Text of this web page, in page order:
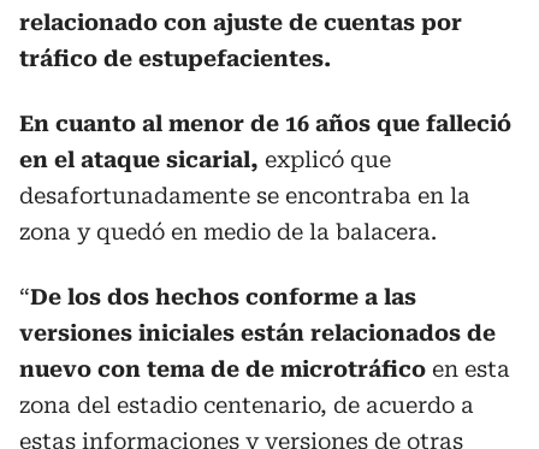
relacionado con ajuste de cuentas por
tráfico de estupefacientes.
En cuanto al menor de 16 años que falleció
en el ataque sicarial, explicó que
desafortunadamente se encontraba en la
zona y quedó en medio de la balacera.
“De los dos hechos conforme a las
versiones iniciales están relacionados de
nuevo con tema de de microtráfico en esta
zona del estadio centenario, de acuerdo a
estas informaciones y versiones de otras